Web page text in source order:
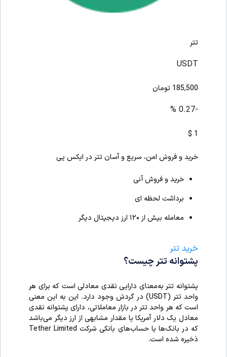
تتر
USDT
185,500 تومان
-0.27 %
1
$
خرید و فروش امن، سریع و آسان تتر در ایکس پی
خرید و فروش آنی
برداشت لحظه ای
معامله بیش از ۱۲۰ ارز دیجیتال دیگر
خرید تتر
پشتوانه تتر چیست؟
پشتوانه تتر به‌معنای دارایی نقدی معادلی است که برای هر
واحد تتر (USDT) در گردش وجود دارد. این به این معنی
است که هر واحد تتر در بازار معاملاتی، دارای پشتوانه نقدی
معادل یک دلار آمریکا یا مقدار مشابهی از ارز دیگر می‌باشد
که در بانک‌ها یا حساب‌های بانکی شرکت Tether Limited
ذخیره شده است.